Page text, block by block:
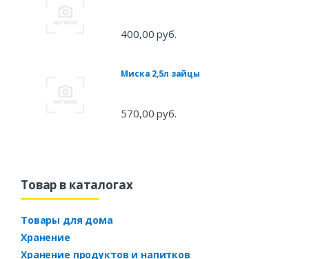
400,00 руб.
Миска 2,5л зайцы
570,00 руб.
Товар в каталогах
Товары для дома
Хранение
Хранение продуктов и напитков